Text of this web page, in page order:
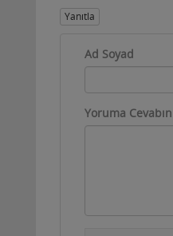
Yanıtla
Ad Soyad
Yoruma